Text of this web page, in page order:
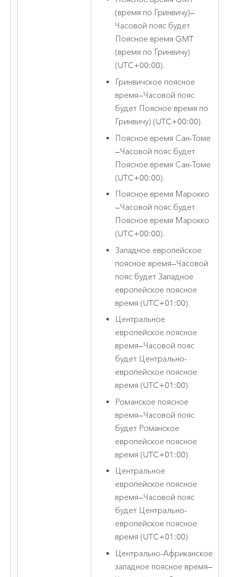
(время по Гринвичу)—
Часовой пояс будет
Поясное время GMT
(время по Гринвичу)
(UTC+00:00).
Гринвичское поясное
время—Часовой пояс
будет Поясное время по
Гринвичу) (UTC+00:00).
Поясное время Сан-Томе
—Часовой пояс будет
Поясное время Сан-Томе
(UTC+00:00).
Поясное время Марокко
—Часовой пояс будет
Поясное время Марокко
(UTC+00:00).
Западное европейское
поясное время—Часовой
пояс будет Западное
европейское поясное
время (UTC+01:00).
Центральное
европейское поясное
время—Часовой пояс
будет Центрально-
европейское поясное
время (UTC+01:00).
Романское поясное
время—Часовой пояс
будет Романское
европейское поясное
время (UTC+01:00).
Центральное
европейское поясное
время—Часовой пояс
будет Центрально-
европейское поясное
время (UTC+01:00).
Центрально-Африканское
западное поясное время—